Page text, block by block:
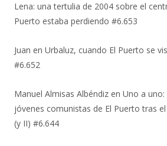
Lena: una tertulia de 2004 sobre el
Puerto estaba perdiendo #6.653
Juan en Urbaluz, cuando El Puerto se
#6.652
Manuel Almisas Albéndiz en Uno a
jóvenes comunistas de El Puerto tras
(y II) #6.644